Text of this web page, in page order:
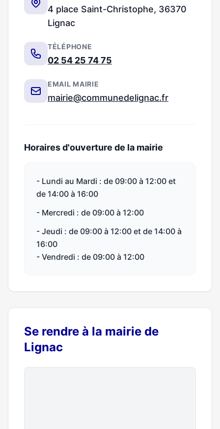
4 place Saint-Christophe, 36370
Lignac
TÉLÉPHONE
02 54 25 74 75
EMAIL MAIRIE
mairie@communedelignac.fr
Horaires d'ouverture de la mairie
- Lundi au Mardi : de 09:00 à 12:00 et
de 14:00 à 16:00
- Mercredi : de 09:00 à 12:00
- Jeudi : de 09:00 à 12:00 et de 14:00 à
16:00
- Vendredi : de 09:00 à 12:00
Se rendre à la mairie de
Lignac